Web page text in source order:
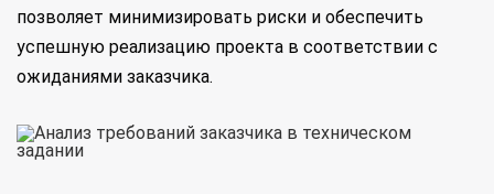
позволяет минимизировать риски и обеспечить
успешную реализацию проекта в соответствии с
ожиданиями заказчика.